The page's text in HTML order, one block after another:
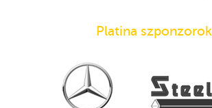
Platina szponzorok